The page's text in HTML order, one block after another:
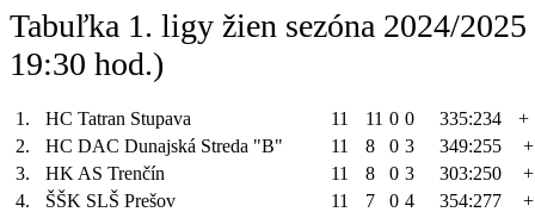
Tabuľka 1. ligy žien sezóna 2024/
19:30 hod.)
1. HC Tatran Stupava 11 11 0 0 335:234
+
2.
HC DAC Dunajská Streda "B" 11 8 0 3 349:255
3.
HK AS Trenčín 11 8 0 3 303:250
4.
ŠŠK SLŠ Prešov 11 7 0 4 354:277